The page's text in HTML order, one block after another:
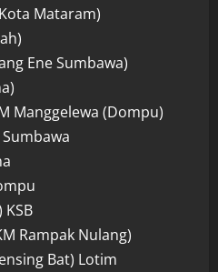
Mataram)
Ene Sumbawa)
Manggelewa (Dompu)
Rampak Nulang)
Bat) Lotim